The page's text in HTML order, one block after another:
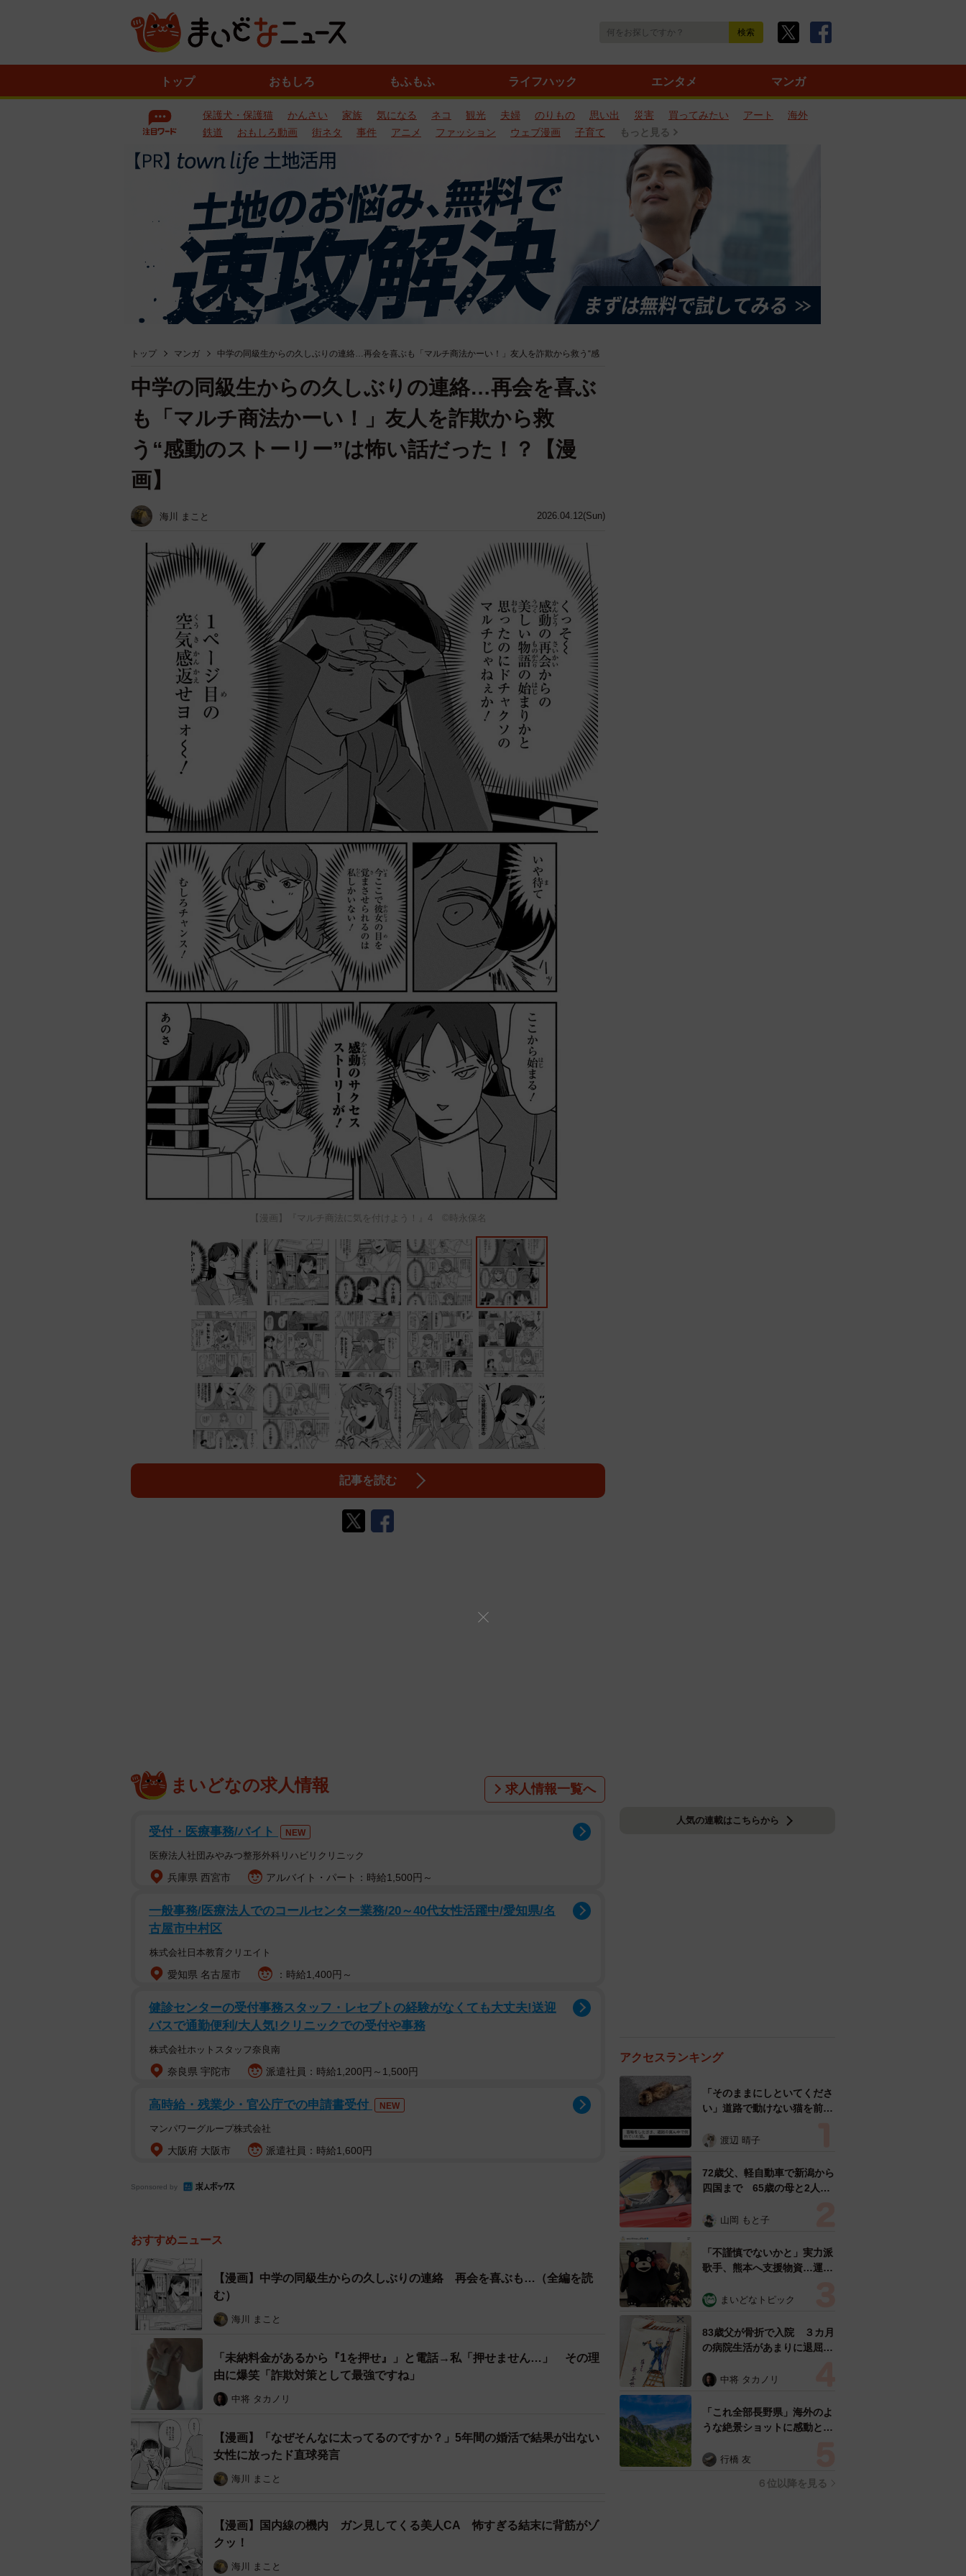
トップ おもしろ もふもふ ライフハック エンタメ マンガ
保護犬・保護猫 かんさい 家族 気になる ネコ 観光 夫婦 のりもの 思い出 災害 買ってみたい アート
海外
鉄道
おもしろ動画 街ネタ 事件 アニメ ファッション ウェブ漫画 子育て もっと見る
トップ マンガ 中学の同級生からの久しぶりの連絡…再会を喜ぶも「マルチ商法かーい！」友人を詐欺から救う“感
2026.04.12(Sun)
中学の同級生からの久しぶりの連絡…再会を喜ぶ
も「マルチ商法かーい！」友人を詐欺から救
う“感動のストーリー”は怖い話だった！？【漫
画】
海川 まこと
【漫画】『マルチ商法に気を付けよう！』4 ©時永保名
記事を読む
まいどなの求人情報 求人情報一覧へ
受付・医療事務/バイト NEW
医療法人社団みやみつ整形外科リハビリクリニック
兵庫県 西宮市 アルバイト・パート：時給1,500円～
一般事務/医療法人でのコールセンター業務/20～40代女性活躍中/愛知県/名
古屋市中村区
株式会社日本教育クリエイト
愛知県 名古屋市 ：時給1,400円～
健診センターの受付事務スタッフ・レセプトの経験がなくても大丈夫!送迎
バスで通勤便利/大人気!クリニックでの受付や事務
株式会社ホットスタッフ奈良南
奈良県 宇陀市 派遣社員：時給1,200円～1,500円
高時給・残業少・官公庁での申請書受付 NEW
マンパワーグループ株式会社
大阪府 大阪市 派遣社員：時給1,600円
Sponsored by
おすすめニュース
【漫画】中学の同級生からの久しぶりの連絡 再会を喜ぶも…（全編を読
む）
海川 まこと
「未納料金があるから『1を押せ』」と電話→私「押せません…」 その理
由に爆笑「詐欺対策として最強ですね」
中将 タカノリ
【漫画】「なぜそんなに太ってるのですか？」5年間の婚活で結果が出ない
女性に放ったド直球発言
海川 まこと
【漫画】国内線の機内 ガン見してくる美人CA 怖すぎる結末に背筋がゾ
クッ！
海川 まこと
人気の連載はこちらから
アクセスランキング
「そのままにしといてくださ
い」道路で動けない猫を前に
ようとした4日間 「命の重
表の訴え
渡辺 晴子
72歳父、軽自動車で新潟から
四国まで 65歳の母と2人で
憩まで分刻み… 「大学生で
山岡 もと子
「不謹慎でないかと」実力派
歌手、熊本へ支援物資…運搬
めらい 「痛いほど伝わる」
まいどなトピック
83歳父が骨折で入院 ３カ月
の病院生活があまりに退屈で
い！」→スケッチブックを見
すよ…」
中将 タカノリ
「これ全部長野県」海外のよ
うな絶景ショットに感動と反
ったんだって気づいた」
行橋 友
６位以降を見る